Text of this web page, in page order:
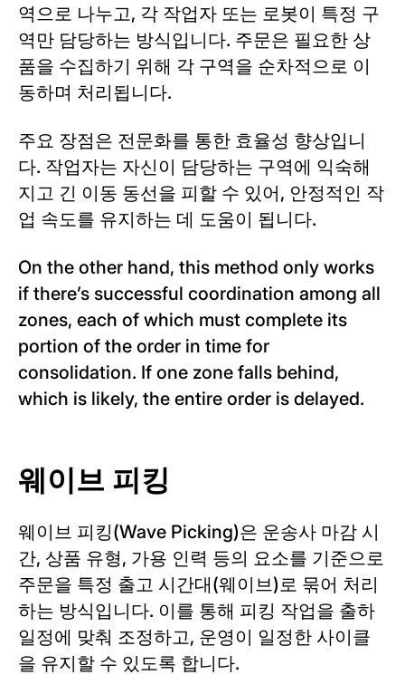
역으로 나누고, 각 작업자 또는 로봇이 특정 구
역만 담당하는 방식입니다. 주문은 필요한 상
품을 수집하기 위해 각 구역을 순차적으로 이
동하며 처리됩니다.
주요 장점은 전문화를 통한 효율성 향상입니
다. 작업자는 자신이 담당하는 구역에 익숙해
지고 긴 이동 동선을 피할 수 있어, 안정적인 작
업 속도를 유지하는 데 도움이 됩니다.
On the other hand, this method only works
if there’s successful coordination among all
zones, each of which must complete its
portion of the order in time for
consolidation. If one zone falls behind,
which is likely, the entire order is delayed.
웨이브 피킹
웨이브 피킹(Wave Picking)은 운송사 마감 시
간, 상품 유형, 가용 인력 등의 요소를 기준으로
주문을 특정 출고 시간대(웨이브)로 묶어 처리
하는 방식입니다. 이를 통해 피킹 작업을 출하
일정에 맞춰 조정하고, 운영이 일정한 사이클
을 유지할 수 있도록 합니다.